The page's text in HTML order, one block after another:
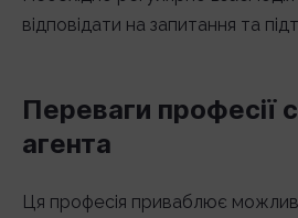
відповідати на запитання та
Переваги професії
агента
Ця професія приваблює